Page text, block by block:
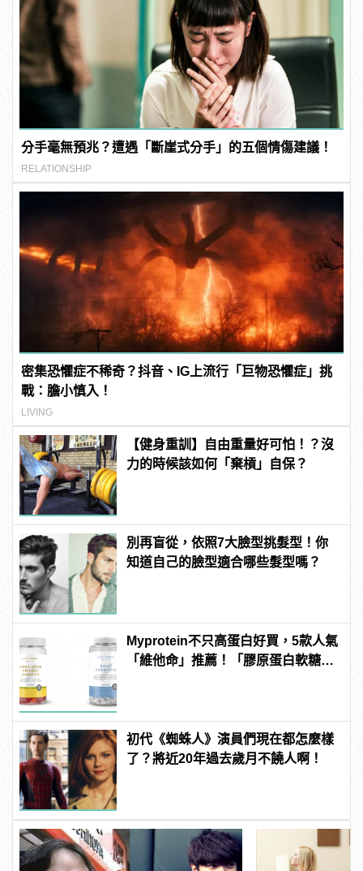
分手毫無預兆？遭遇「斷崖式分手」的五個情傷建議！
RELATIONSHIP
密集恐懼症不稀奇？抖音、IG上流行「巨物恐懼症」挑
戰：膽小慎入！
LIVING
【健身重訓】自由重量好可怕！？沒
力的時候該如何「棄槓」自保？
別再盲從，依照7大臉型挑髮型！你
知道自己的臉型適合哪些髮型嗎？
Myprotein不只高蛋白好買，5款人氣
「維他命」推薦！「膠原蛋白軟糖」
初代《蜘蛛人》演員們現在都怎麼樣
了？將近20年過去歲月不饒人啊！